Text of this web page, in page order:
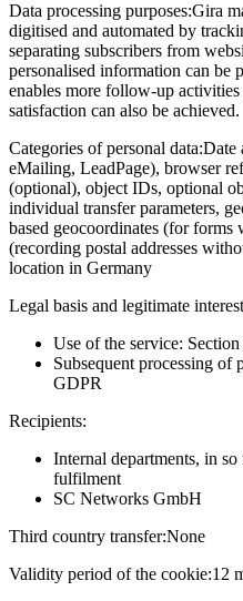
Data processing purposes:Gira
digitised and automated by
separating subscribers from
personalised information can be
enables more follow-up activities
satisfaction can also be achieved.
Categories of personal data:Date
eMailing, LeadPage), browser
(optional), object IDs, optional
individual transfer parameters,
based geocoordinates (for
(recording postal addresses
location in Germany
Legal basis and legitimate
Use of the service:
Subsequent processing of
GDPR
Recipients:
Internal departments, in so
fulfilment
SC Networks GmbH
Third country transfer:None
Validity period of the cookie:12